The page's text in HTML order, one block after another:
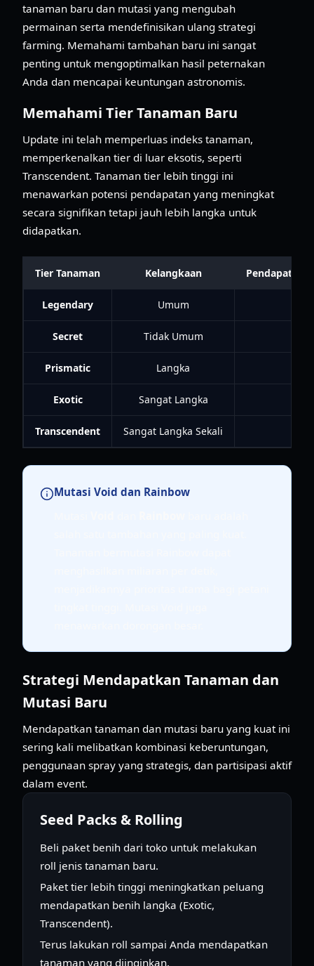
tanaman baru dan mutasi yang mengubah
permainan serta mendefinisikan ulang strategi
farming. Memahami tambahan baru ini sangat
penting untuk mengoptimalkan hasil peternakan
Anda dan mencapai keuntungan astronomis.
Memahami Tier Tanaman Baru
Update ini telah memperluas indeks tanaman,
memperkenalkan tier di luar eksotis, seperti
Transcendent. Tanaman tier lebih tinggi ini
menawarkan potensi pendapatan yang meningkat
secara signifikan tetapi jauh lebih langka untuk
didapatkan.
Tier Tanaman Kelangkaan Pendapatan
Legendary Umum
Secret Tidak Umum
Prismatic Langka
Exotic Sangat Langka
Transcendent Sangat Langka Sekali
Mutasi Void dan Rainbow
Strategi Mendapatkan Tanaman dan
Mutasi Baru
Mendapatkan tanaman dan mutasi baru yang kuat ini
sering kali melibatkan kombinasi keberuntungan,
penggunaan spray yang strategis, dan partisipasi aktif
dalam event.
Seed Packs & Rolling
Beli paket benih dari toko untuk melakukan
roll jenis tanaman baru.
Paket tier lebih tinggi meningkatkan peluang
mendapatkan benih langka (Exotic,
Transcendent).
Terus lakukan roll sampai Anda mendapatkan
tanaman yang diinginkan.